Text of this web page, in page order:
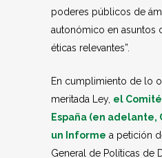
poderes públicos de
autonómico en asuntos
éticas relevantes”.
En cumplimiento de lo
meritada Ley, el
España (en adelante,
un Informe a petición
General de Políticas de